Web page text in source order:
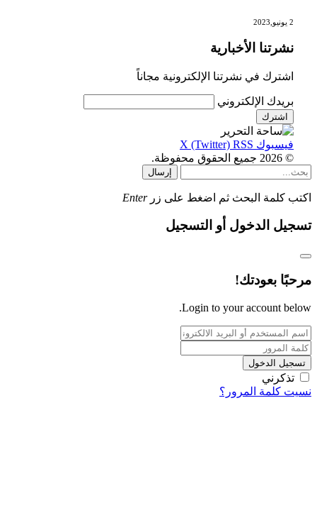
نشرتنا الأخبارية
اشترك في نشرتنا الإلكترونية مجاناً
بريدك الإلكتروني
فيسبوك X (Twitter) RSS
© 2026 جميع الحقوق محفوظة.
إرسال
اكتب كلمة البحث ثم اضغط على زر Enter
تسجيل الدخول أو التسجيل
مرحبًا بعودتك!
Login to your account below.
تسجيل الدخول
تذكرني
نسيت كلمة المرور؟